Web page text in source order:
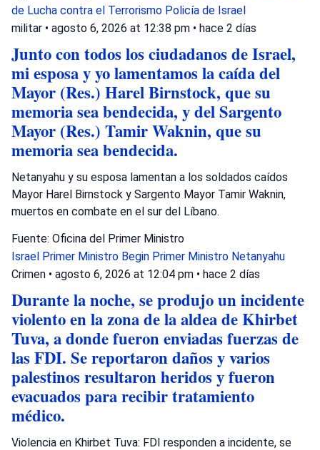
de Lucha contra el Terrorismo Policía de Israel
militar • agosto 6, 2026 at 12:38 pm • hace 2 días
Junto con todos los ciudadanos de Israel,
mi esposa y yo lamentamos la caída del
Mayor (Res.) Harel Birnstock, que su
memoria sea bendecida, y del Sargento
Mayor (Res.) Tamir Waknin, que su
memoria sea bendecida.
Netanyahu y su esposa lamentan a los soldados caídos
Mayor Harel Birnstock y Sargento Mayor Tamir Waknin,
muertos en combate en el sur del Líbano.
Fuente: Oficina del Primer Ministro
Israel Primer Ministro Begin Primer Ministro Netanyahu
Crimen • agosto 6, 2026 at 12:04 pm • hace 2 días
Durante la noche, se produjo un incidente
violento en la zona de la aldea de Khirbet
Tuva, a donde fueron enviadas fuerzas de
las FDI. Se reportaron daños y varios
palestinos resultaron heridos y fueron
evacuados para recibir tratamiento
médico.
Violencia en Khirbet Tuva: FDI responden a incidente, se